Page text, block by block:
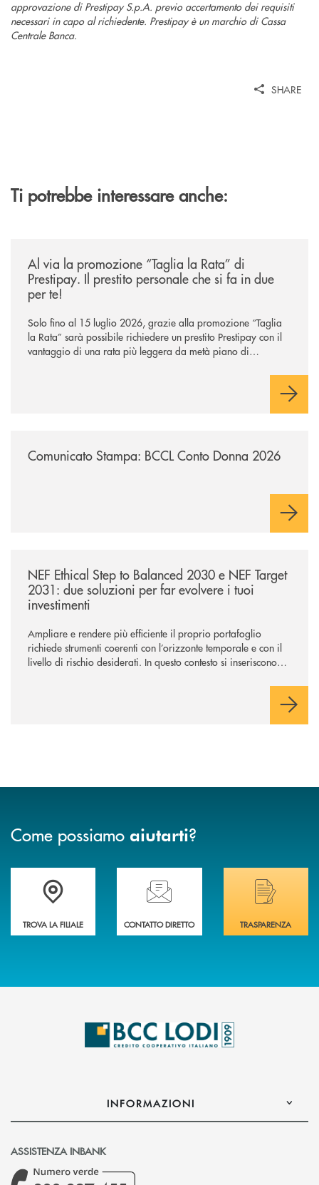
approvazione di Prestipay S.p.A. previo accertamento dei requisiti
necessari in capo al richiedente. Prestipay è un marchio di Cassa
Centrale Banca.
SHARE
Ti potrebbe interessare anche:
Al via la promozione “Taglia la Rata” di
Prestipay. Il prestito personale che si fa in due
per te!
Solo fino al 15 luglio 2026, grazie alla promozione “Taglia
la Rata” sarà possibile richiedere un prestito Prestipay con il
vantaggio di una rata più leggera da metà piano di
Comunicato Stampa: BCCL Conto Donna 2026
NEF Ethical Step to Balanced 2030 e NEF Target
2031: due soluzioni per far evolvere i tuoi
investimenti
Ampliare e rendere più efficiente il proprio portafoglio
richiede strumenti coerenti con l’orizzonte temporale e con il
livello di rischio desiderati. In questo contesto si inseriscono
soluzioni tra loro complementari, pensate per accompagnare
Come possiamo aiutarti?
Trova la filiale più vicina a Te
TROVA LA FILIALE
Hai bisogno di assistenza immediata?
CONTATTO DIRETTO
Hai bisogno di
TRASPARENZA
INFORMAZIONI
ASSISTENZA INBANK